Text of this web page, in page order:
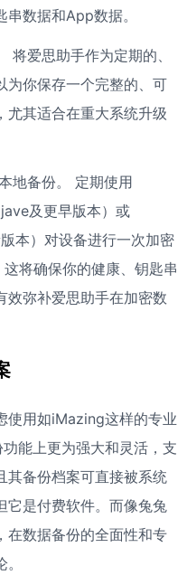
数据和App数据。
将爱思助手作为定期的、
为你保存一个完整的、可
尤其适合在重大系统升级
地备份。 定期使用
及更早版本）或
本）对设备进行一次加密
将确保你的健康、钥匙串
效弥补爱思助手在加密数
使用如iMazing这样的专业
能上更为强大和灵活，支
其备份档案可直接被系统
它是付费软件。而像兔兔
在数据备份的全面性和专